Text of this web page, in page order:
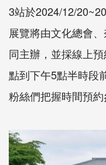
3站於2024/12/
展覽將由文化總會
同主辦，並採線上
點到下午5點半時段
粉絲們把握時間預約